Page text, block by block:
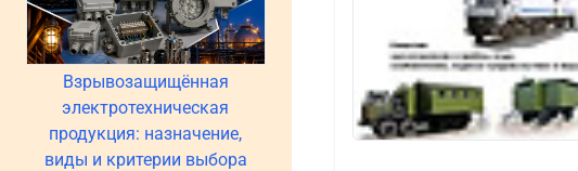
Взрывозащищённая
электротехническая
продукция: назначение,
виды и критерии выбора